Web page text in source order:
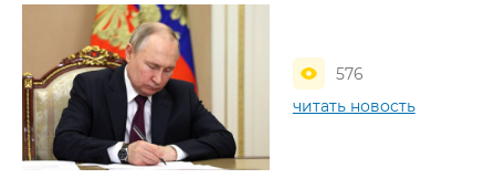
576
читать новость